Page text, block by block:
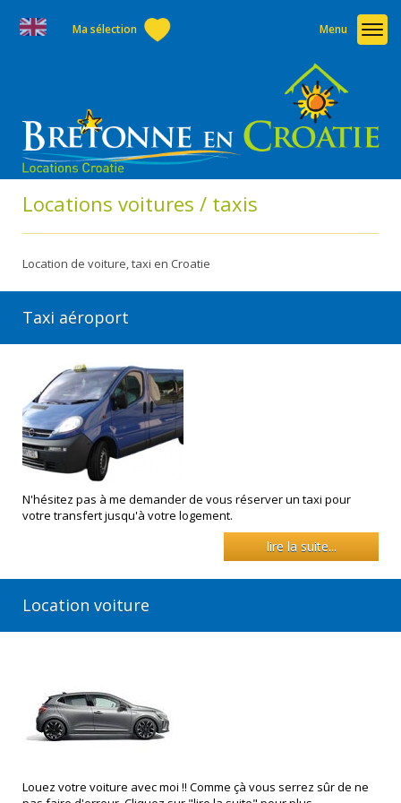
Ma sélection Menu
Locations voitures / taxis
Location de voiture, taxi en Croatie
Taxi aéroport
N'hésitez pas à me demander de vous réserver un taxi pour
votre transfert jusqu'à votre logement.
lire la suite...
Location voiture
Louez votre voiture avec moi !! Comme çà vous serrez sûr de ne